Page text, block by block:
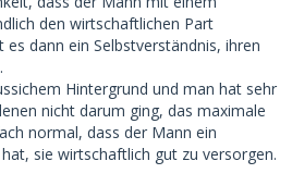
den wirtschaftlichen Part
dann ein Selbstverständnis, ihren
Hintergrund und man hat sehr
nicht darum ging, das maximale
normal, dass der Mann ein
sie wirtschaftlich gut zu versorgen.